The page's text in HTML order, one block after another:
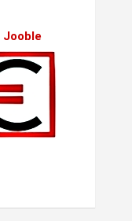
Jooble